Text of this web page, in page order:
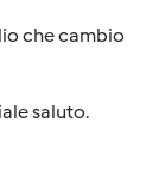
che cambio
saluto.